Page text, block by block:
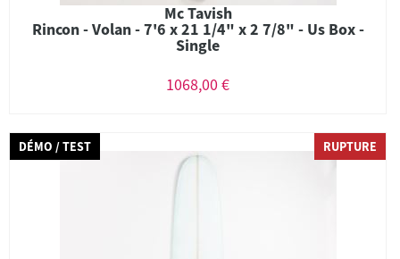
Mc Tavish
Rincon - Volan - 7'6 x 21 1/4" x 2 7/8" - Us Box -
Single
1068,00 €
DÉMO / TEST RUPTURE